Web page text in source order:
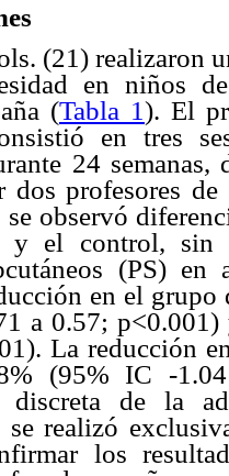
(21) realizaron
en niños
(Tabla 1). El
en tres
24
dos profesores
se observó
y el control, sin
(PS)
en el
a 0.57;
La reducción
(95% IC -
discreta de la
realizó
los